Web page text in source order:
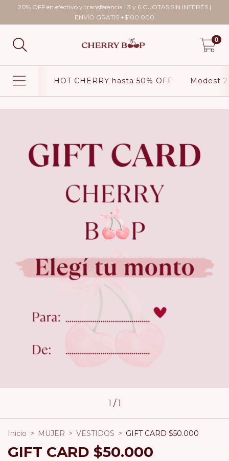
20% OFF en efectivo y transferencia | 3 y 6 CUOTAS SIN INTERÉS |
ENVÍO GRATIS +$100.000
0
HOT CHERRY hasta 50% OFF Modest
1 /1
Inicio > MUJER > VESTIDOS > GIFT CARD $50.000
GIFT CARD $50.000